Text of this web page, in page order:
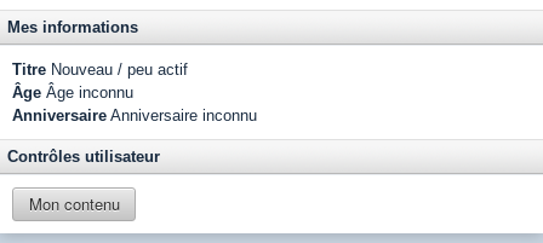
Mes informations
Titre Nouveau / peu actif
Âge Âge inconnu
Anniversaire Anniversaire inconnu
Contrôles utilisateur
Mon contenu